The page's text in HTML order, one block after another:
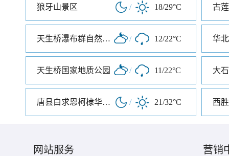
狼牙山景区 / 18/29°C 古
天生桥瀑布群自然风景区 / 12/22°C 华
天生桥国家地质公园 / 11/22°C 大
唐县白求恩柯棣华纪念馆 / 21/32°C 西
网站服务 营销